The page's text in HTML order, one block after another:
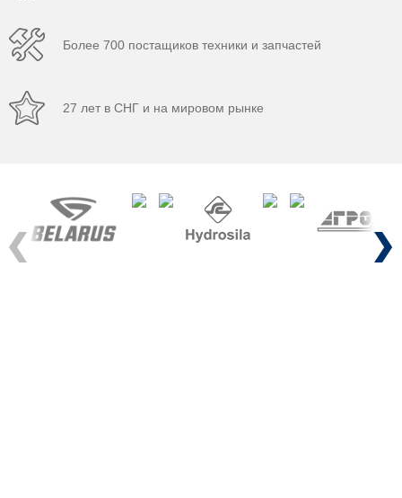
Более 700 постащиков техники и запчастей
27 лет в СНГ и на мировом рынке
Previous Next